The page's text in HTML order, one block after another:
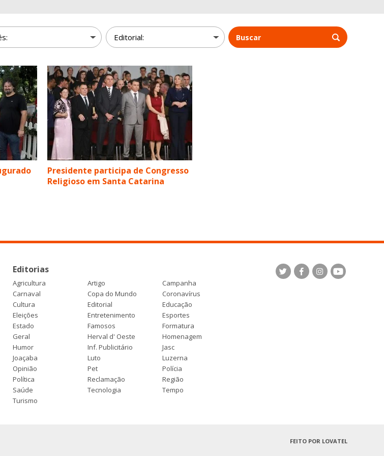
Buscar
Presidente participa de Congresso
Religioso em Santa Catarina
Editorias
Agricultura Artigo
Campanha
Carnaval
Copa do Mundo
Coronavírus
Cultura
Editorial
Educação
Eleições
Entretenimento
Esportes
Estado
Famosos
Formatura
Geral
Herval d' Oeste
Homenagem
Humor
Inf. Publicitário
Jasc
Joaçaba
Luto
Luzerna
Opinião
Pet
Polícia
Política
Reclamação
Região
Saúde
Tecnologia
Tempo
Turismo
FEITO POR LOVATEL